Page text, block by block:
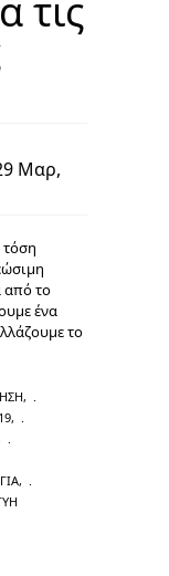
τις
Μαρ,
τόση
από το
ένα
το
,
,
,